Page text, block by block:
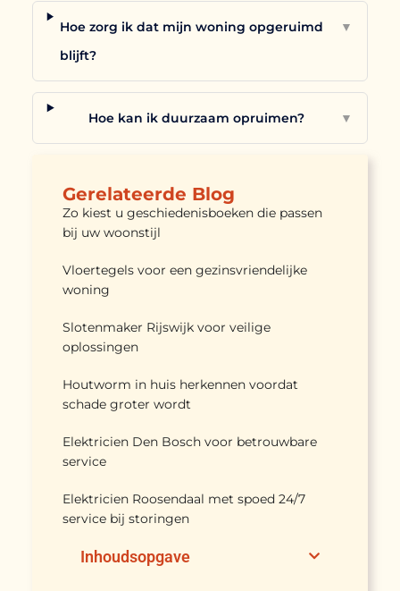
Hoe zorg ik dat mijn woning opgeruimd
blijft?
▼
Hoe kan ik duurzaam opruimen? ▼
Gerelateerde Blog
Zo kiest u geschiedenisboeken die passen
bij uw woonstijl
Vloertegels voor een gezinsvriendelijke
woning
Slotenmaker Rijswijk voor veilige
oplossingen
Houtworm in huis herkennen voordat
schade groter wordt
Elektricien Den Bosch voor betrouwbare
service
Elektricien Roosendaal met spoed 24/7
service bij storingen
Inhoudsopgave